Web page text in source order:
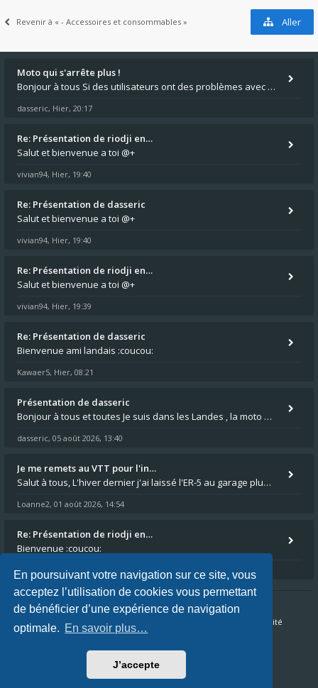
En poursuivant votre navigation sur ce site, vous
acceptez l’utilisation de cookies vous permettant
de bénéficier d’une expérience de navigation
optimale. En savoir plus…
J’accepte
Revenir à « - Accessoires et consommables » Aller
Moto qui s'arrête plus !
Bonjour à tous Si des utilisateurs ont des problèmes avec leur moto qui démarre plus, la mienne ne coupe plus :?: - Je
dasseric, Hier, 20:17
Re: Présentation de riodji en…
Salut et bienvenue a toi @+
vivian94, Hier, 19:40
Re: Présentation de dasseric
Salut et bienvenue a toi @+
vivian94, Hier, 19:40
Re: Présentation de riodji en…
Salut et bienvenue a toi @+
vivian94, Hier, 19:39
Re: Présentation de dasseric
Bienvenue ami landais :coucou:
Kawaer5, Hier, 08:21
Présentation de dasseric
Bonjour à tous et toutes Je suis dans les Landes , la moto appartient à ma fille et je suis désigné pour faire l'entreti
dasseric, 05 août 2026, 13:40
Je me remets au VTT pour l'in…
Salut à tous, L'hiver dernier j'ai laissé l'ER-5 au garage plus souvent que je veux bien l'admettre, et le médecin m'a
Loanne2, 01 août 2026, 14:54
Re: Présentation de riodji en…
Bienvenue :coucou:
Kawaer5,30 juil. 2026, 21:13
Accueil du forum FAQ Confidentialité
Fuseau horaire sur